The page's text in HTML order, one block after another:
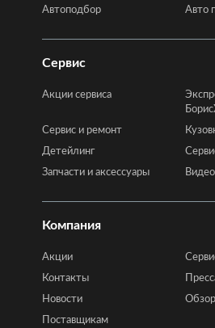
Автоподбор
Авто
Сервис
Акции сервиса
Сервис и ремонт
Детейлинг
Запчасти и аксессуары
Компания
Акции
Контакты
Новости
Поставщикам